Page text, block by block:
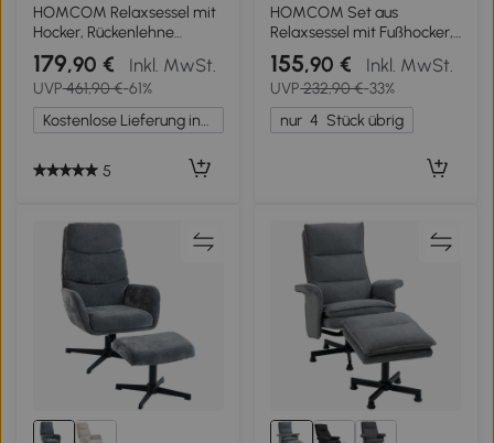
HOMCOM Relaxsessel mit
Hocker, Rückenlehne
verstellbar, Kunstleder, bis
150 kg, Grau
179,90 € Inkl. MwSt.
UVP461,90 €-61%
Kostenlose Lieferung innerhalb Deutschlands
5
HOMCOM Set aus
Relaxsessel mit Fußhocker,
grauer Bouclé-Stoff und
goldfarbene Metallbeine,
hohe Rückenlehne, großer
Komfort
155,90 € Inkl. MwSt.
UVP232,90 €-33%
nur 4 Stück übrig